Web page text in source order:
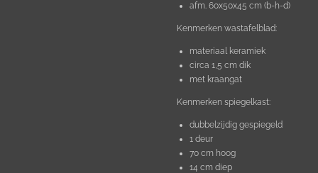
afm. 60x50x45 cm (b-h-d)
Kenmerken wastafelblad:
materiaal keramiek
circa 1,5 cm dik
met kraangat
Kenmerken spiegelkast:
dubbelzijdig gespiegeld
1 deur
70 cm hoog
14 cm diep